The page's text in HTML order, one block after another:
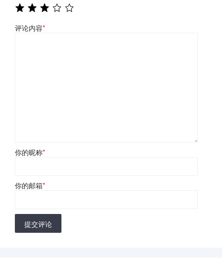
评论内容*
你的昵称*
你的邮箱*
提交评论